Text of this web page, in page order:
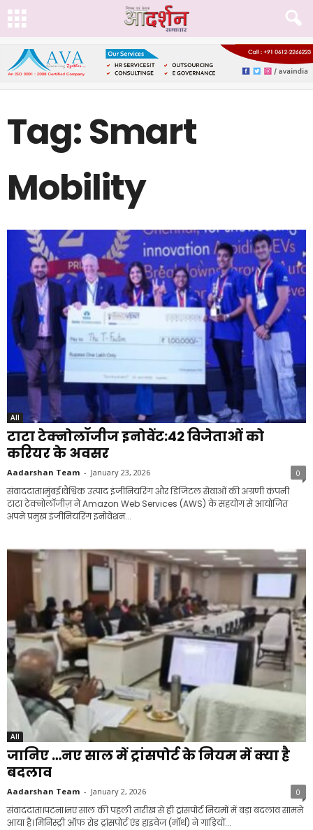
Tag: Smart
Mobility
All
टाटा टेक्नोलॉजीज इनोवेंट:42 विजेताओं को
करियर के अवसर
Aadarshan Team - January 23, 2026 0
संवाददाता।मुंबई।वैश्विक उत्पाद इंजीनियरिंग और डिजिटल सेवाओं की अग्रणी कंपनी
टाटा टेक्नोलॉजीज़ ने Amazon Web Services (AWS) के सहयोग से आयोजित
अपने प्रमुख इंजीनियरिंग इनोवेशन...
All
जानिए …नए साल में ट्रांसपोर्ट के नियम में क्या है
बदलाव
Aadarshan Team - January 2, 2026 0
संवाददाता।पटना।नए साल की पहली तारीख से ही ट्रांसपोर्ट नियमों में बड़ा बदलाव सामने
आया है। मिनिस्ट्री ऑफ रोड ट्रांसपोर्ट एंड हाइवेज (मॉर्थ) ने गाड़ियों...